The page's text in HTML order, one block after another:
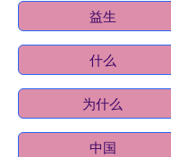
益生
什么
为什么
中国